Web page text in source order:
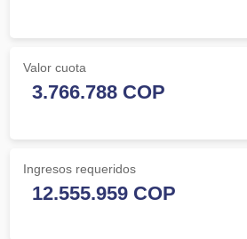
Valor cuota
Ingresos requeridos